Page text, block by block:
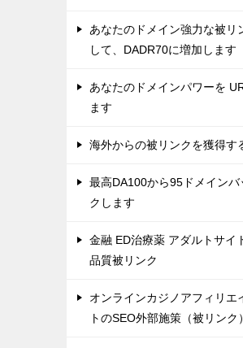
あなたのドメイン強力な被リ
して、DADR70に増加します
あなたのドメインパワーを
ます
海外からの被リンクを獲得す
最高DA100から95ドメインバ
クします
金融 ED治療薬 アダルトサイ
品質被リンク
オンラインカジノアフィリエ
トのSEO外部施策（被リンク）